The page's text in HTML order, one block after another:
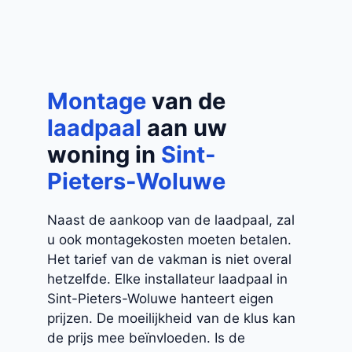
Montage van de
laadpaal aan uw
woning in Sint-
Pieters-Woluwe
Naast de aankoop van de laadpaal, zal
u ook montagekosten moeten betalen.
Het tarief van de vakman is niet overal
hetzelfde. Elke installateur laadpaal in
Sint-Pieters-Woluwe hanteert eigen
prijzen. De moeilijkheid van de klus kan
de prijs mee beïnvloeden. Is de